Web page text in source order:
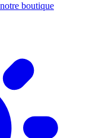
boutique